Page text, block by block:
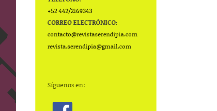
+52 442/2169343
CORREO ELECTRÓNICO:
contacto@revistaserendipia.com
revista.serendipia@gmail.com
Síguenos en: